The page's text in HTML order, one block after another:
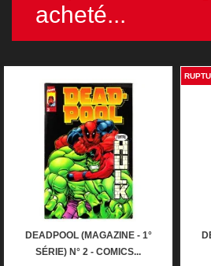
acheté...
DEADPOOL (MAGAZINE - 1°
SÉRIE) N° 2 - COMICS...